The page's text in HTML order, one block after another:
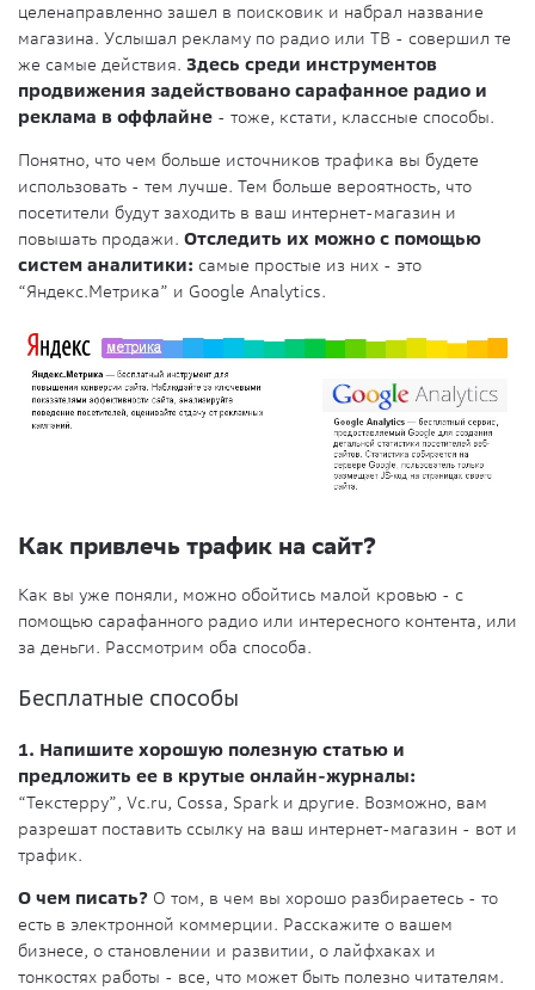
целенаправленно зашел в поисковик и набрал название
магазина. Услышал рекламу по радио или ТВ - совершил те
же самые действия. Здесь среди инструментов
продвижения задействовано сарафанное радио и
реклама в оффлайне - тоже, кстати, классные способы.
Понятно, что чем больше источников трафика вы будете
использовать - тем лучше. Тем больше вероятность, что
посетители будут заходить в ваш интернет-магазин и
повышать продажи. Отследить их можно с помощью
систем аналитики: самые простые из них - это
“Яндекс.Метрика” и Google Analytics.
Как привлечь трафик на сайт?
Как вы уже поняли, можно обойтись малой кровью - с
помощью сарафанного радио или интересного контента, или
за деньги. Рассмотрим оба способа.
Бесплатные способы
1. Напишите хорошую полезную статью и
предложить ее в крутые онлайн-журналы:
“Текстерру”, Vc.ru, Cossa, Spark и другие. Возможно, вам
разрешат поставить ссылку на ваш интернет-магазин - вот и
трафик.
О чем писать? О том, в чем вы хорошо разбираетесь - то
есть в электронной коммерции. Расскажите о вашем
бизнесе, о становлении и развитии, о лайфхаках и
тонкостях работы - все, что может быть полезно читателям.